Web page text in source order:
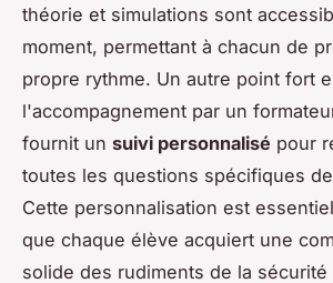
théorie et simulations sont
moment, permettant à chacun de
propre rythme. Un autre point fort
l'accompagnement par un
fournit un suivi personnalisé pour
toutes les questions spécifiques
Cette personnalisation est
que chaque élève acquiert une
solide des rudiments de la sécurité